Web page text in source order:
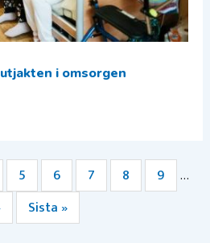
i omsorgen
Sida
5 Sida
6 Sida
7 Sida
8 Sida
9 …
Sista
sidan
Sista »